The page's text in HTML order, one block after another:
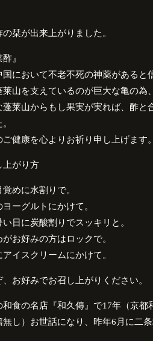
の栞が出来上がりました。
酢』
国において不老不死の神薬があると
莱山を支えているのが巨大な亀の為
蓬莱山からもし果実が実れば、酢
ご健康を心よりお祈り申し上げます。
上がり方
めに水割りで。
ーグルトにかけて。
い日に炭酸割りでスッキリと。
がお好みの方はロックで。
アイスクリームにかけて。
、お好みでお召し上がりください。
和食の名店『和久傳』で17年（京都
無し）お世話になり、昨年6 月に二